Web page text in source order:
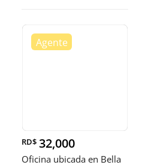
RD$ 32,000
Oficina ubicada en Bella